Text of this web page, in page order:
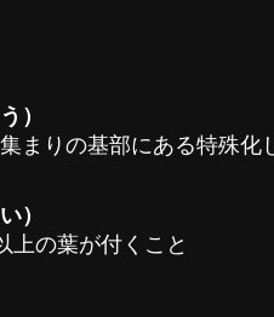
）
まりの基部にある特殊化
）
上の葉が付くこと